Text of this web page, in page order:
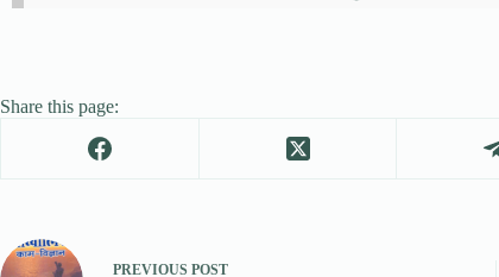
Share this page:
PREVIOUS POST